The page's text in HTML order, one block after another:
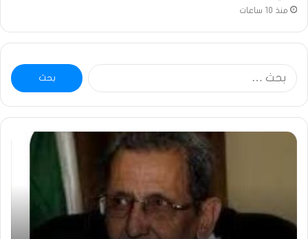
منذ 10 ساعات
البحث
عن:
ومضة
الشريف